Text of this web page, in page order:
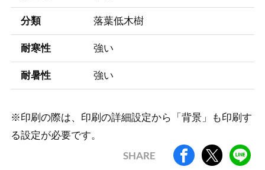
分類 落葉低木樹
耐寒性 強い
耐暑性 強い
※印刷の際は、印刷の詳細設定から「背景」も印刷す
る設定が必要です。
SHARE